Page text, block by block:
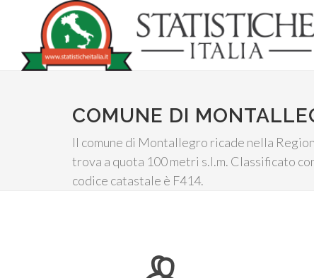
COMUNE DI
Il comune di Montallegro ricade nella
trova a quota 100 metri s.l.m. Classificato
codice catastale è F414.